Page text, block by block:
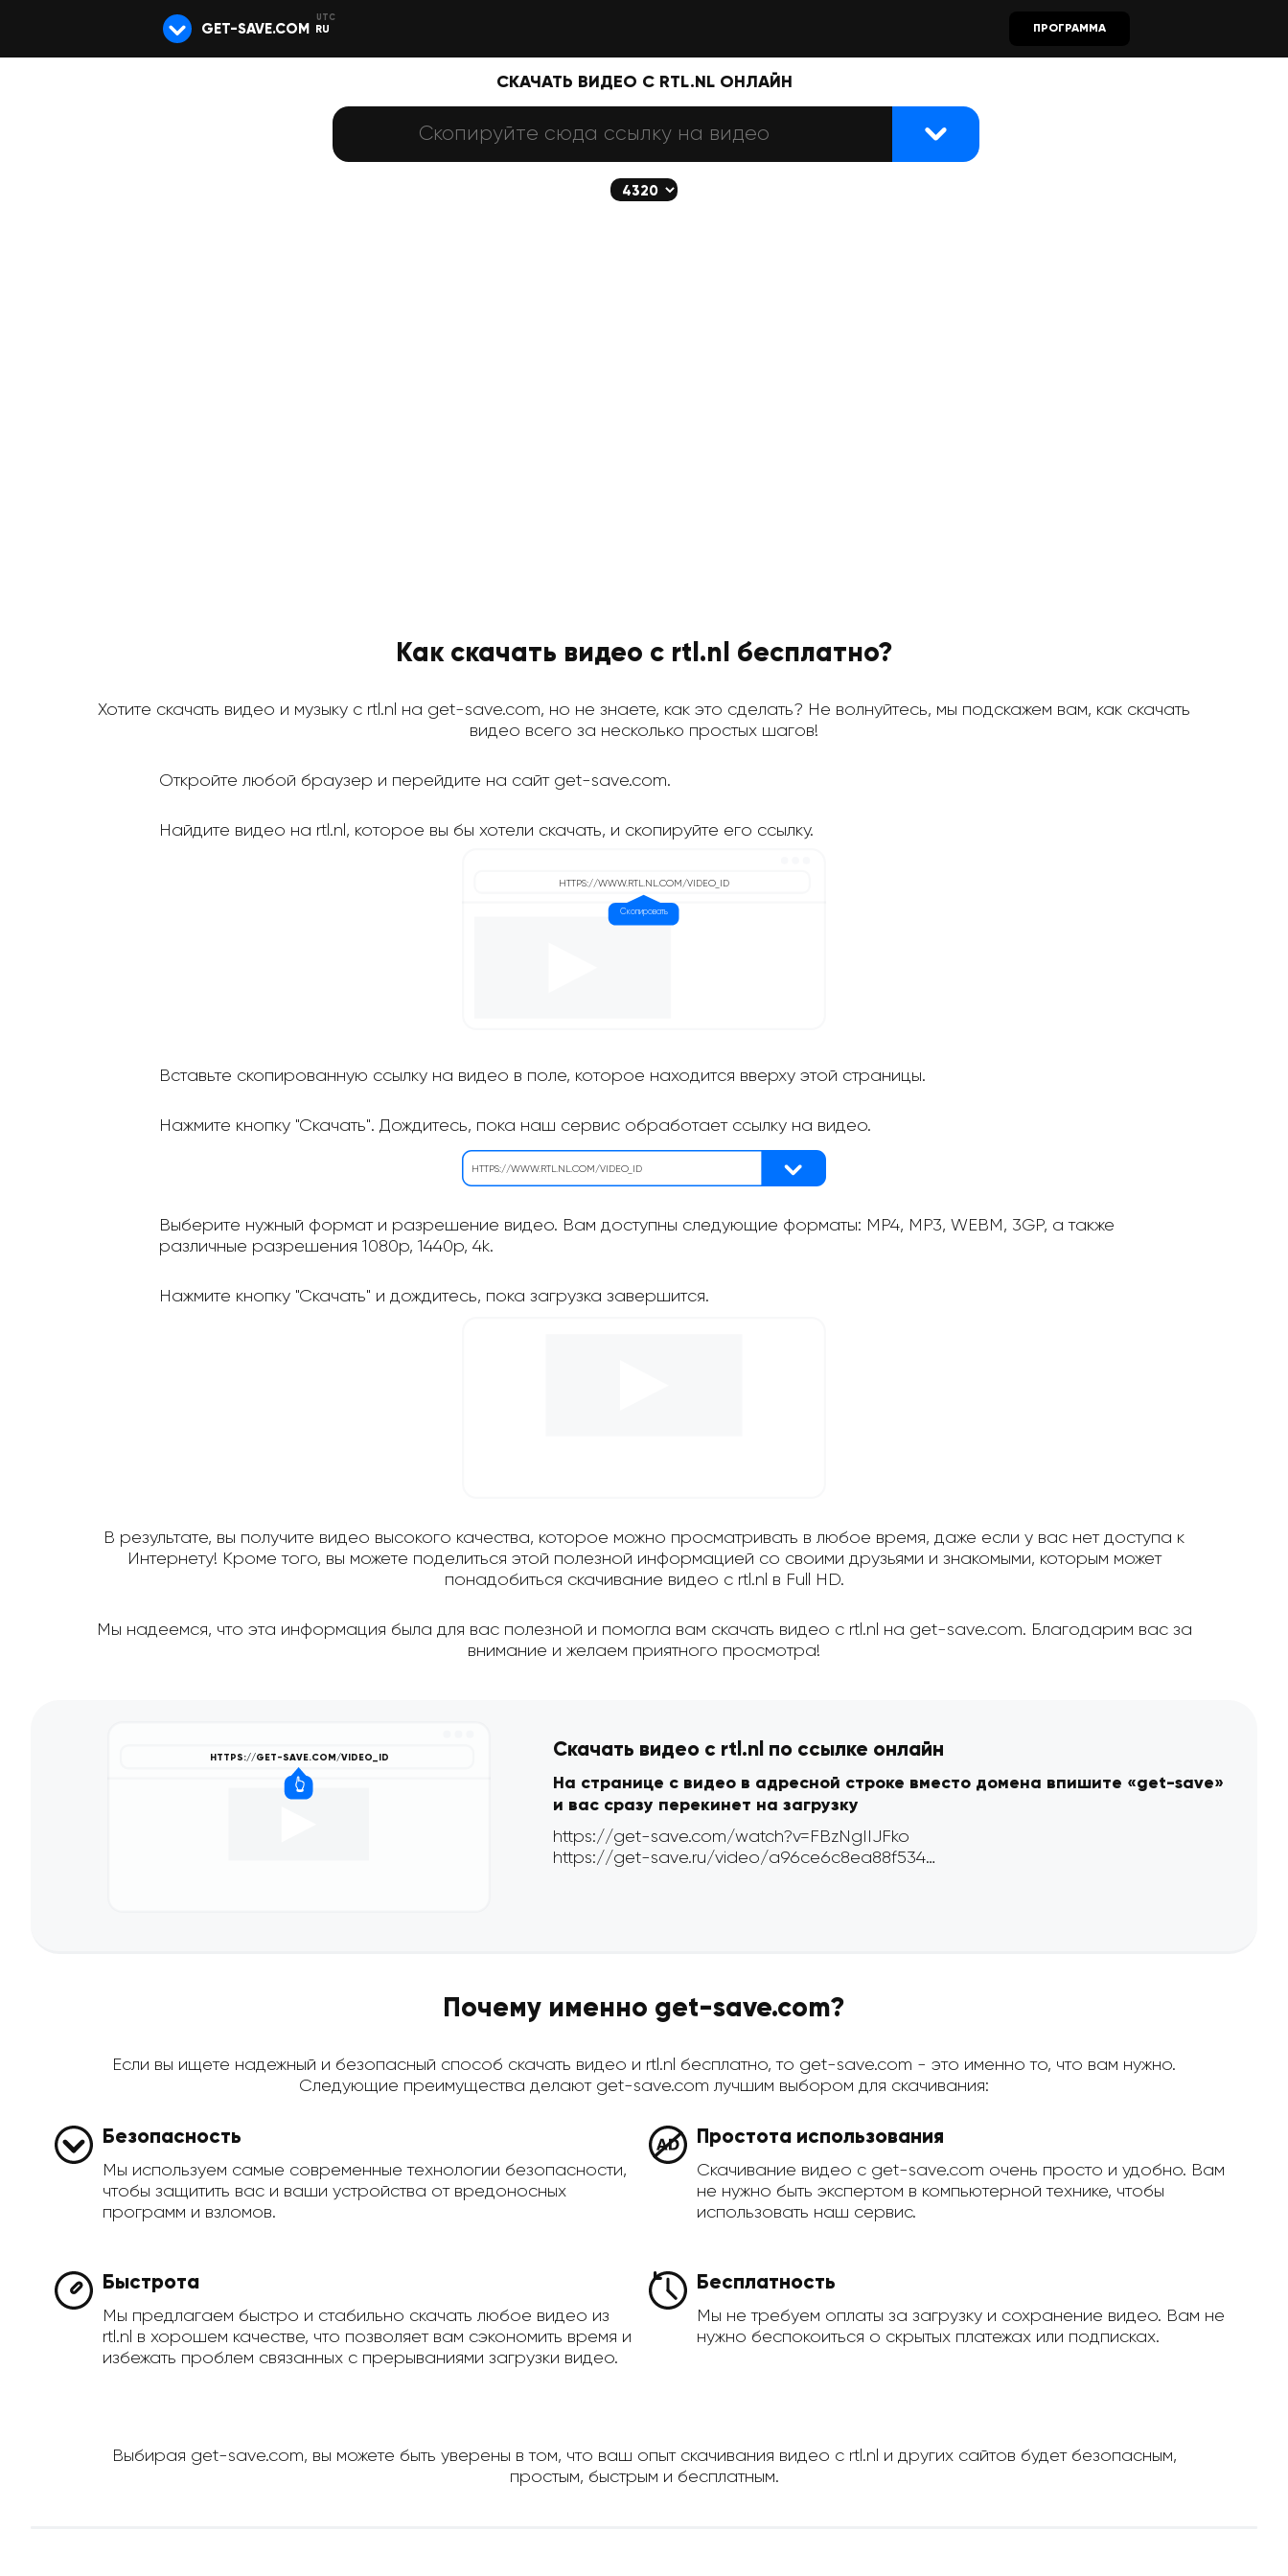
GET-SAVE.COM RU ПРОГРАММА
СКАЧАТЬ ВИДЕО С RTL.NL ОНЛАЙН
Как скачать видео с rtl.nl бесплатно?
Хотите скачать видео и музыку с rtl.nl на get-save.com, но не знаете, как это сделать? Не волнуйтесь, мы подскажем вам, как скачать
видео всего за несколько простых шагов!
Откройте любой браузер и перейдите на сайт get-save.com.
Найдите видео на rtl.nl, которое вы бы хотели скачать, и скопируйте его ссылку.
Вставьте скопированную ссылку на видео в поле, которое находится вверху этой страницы.
Нажмите кнопку "Скачать". Дождитесь, пока наш сервис обработает ссылку на видео.
Выберите нужный формат и разрешение видео. Вам доступны следующие форматы: MP4, MP3, WEBM, 3GP, а также
различные разрешения 1080p, 1440p, 4k.
Нажмите кнопку "Скачать" и дождитесь, пока загрузка завершится.
В результате, вы получите видео высокого качества, которое можно просматривать в любое время, даже если у вас нет доступа к
Интернету! Кроме того, вы можете поделиться этой полезной информацией со своими друзьями и знакомыми, которым может
понадобиться скачивание видео с rtl.nl в Full HD.
Мы надеемся, что эта информация была для вас полезной и помогла вам скачать видео с rtl.nl на get-save.com. Благодарим вас за
внимание и желаем приятного просмотра!
Скачать видео с rtl.nl по ссылке онлайн
На странице с видео в адресной строке вместо домена впишите «get-save»
и вас сразу перекинет на загрузку
Почему именно get-save.com?
Если вы ищете надежный и безопасный способ скачать видео и rtl.nl бесплатно, то get-save.com - это именно то, что вам нужно.
Следующие преимущества делают get-save.com лучшим выбором для скачивания:
Безопасность
Мы используем самые современные технологии безопасности,
чтобы защитить вас и ваши устройства от вредоносных
программ и взломов.
Простота использования
Скачивание видео с get-save.com очень просто и удобно. Вам
не нужно быть экспертом в компьютерной технике, чтобы
использовать наш сервис.
Быстрота
Мы предлагаем быстро и стабильно скачать любое видео из
rtl.nl в хорошем качестве, что позволяет вам сэкономить время и
избежать проблем связанных с прерываниями загрузки видео.
Бесплатность
Мы не требуем оплаты за загрузку и сохранение видео. Вам не
нужно беспокоиться о скрытых платежах или подписках.
Выбирая get-save.com, вы можете быть уверены в том, что ваш опыт скачивания видео с rtl.nl и других сайтов будет безопасным,
простым, быстрым и бесплатным.